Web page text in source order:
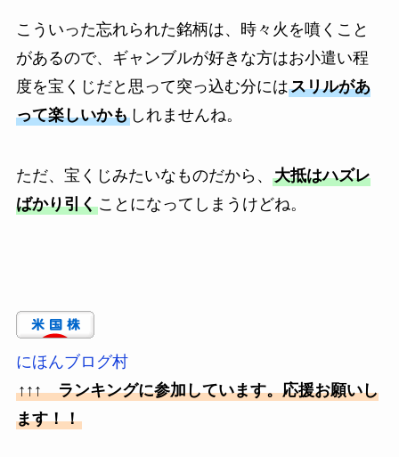
こういった忘れられた銘柄は、時々火を噴くこと
があるので、ギャンブルが好きな方はお小遣い程
度を宝くじだと思って突っ込む分にはスリルがあ
って楽しいかもしれませんね。
ただ、宝くじみたいなものだから、 大抵はハズレ
ばかり引くことになってしまうけどね。
にほんブログ村
↑↑↑ ランキングに参加しています。応援お願いし
ます！！